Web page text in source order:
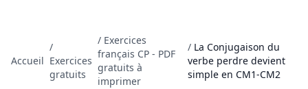
Accueil
/
Exercices
gratuits
/ Exercices
français CP - PDF
gratuits à
imprimer
/ La Conjugaison du
verbe perdre devient
simple en CM1-CM2